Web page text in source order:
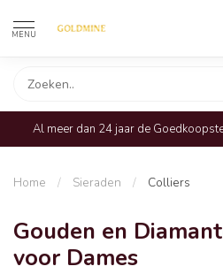
MENU
Al meer dan 24 jaar de
Home / Sieraden / Colliers
Gouden en
voor Dames